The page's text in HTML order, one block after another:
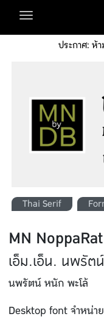
Skip to main content
Toggle
ประกาศ: ห้
Thai Serif
MN NoppaRat
เอ็ม.เอ็น. นพรัตน์
นพรัตน์ หนัก พะโล้
Desktop font จำหน่า